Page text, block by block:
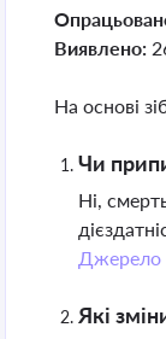
Виявлено:
На основі
Чи
Ні,
Джерело
Які